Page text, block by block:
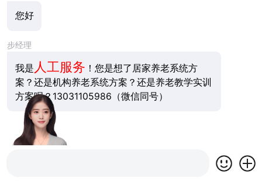
您好
步经理
我是 人工服务 ！您是想了居家养老系统方
案？还是机构养老系统方案？还是养老教学实训
方案呢？13031105986（微信同号）